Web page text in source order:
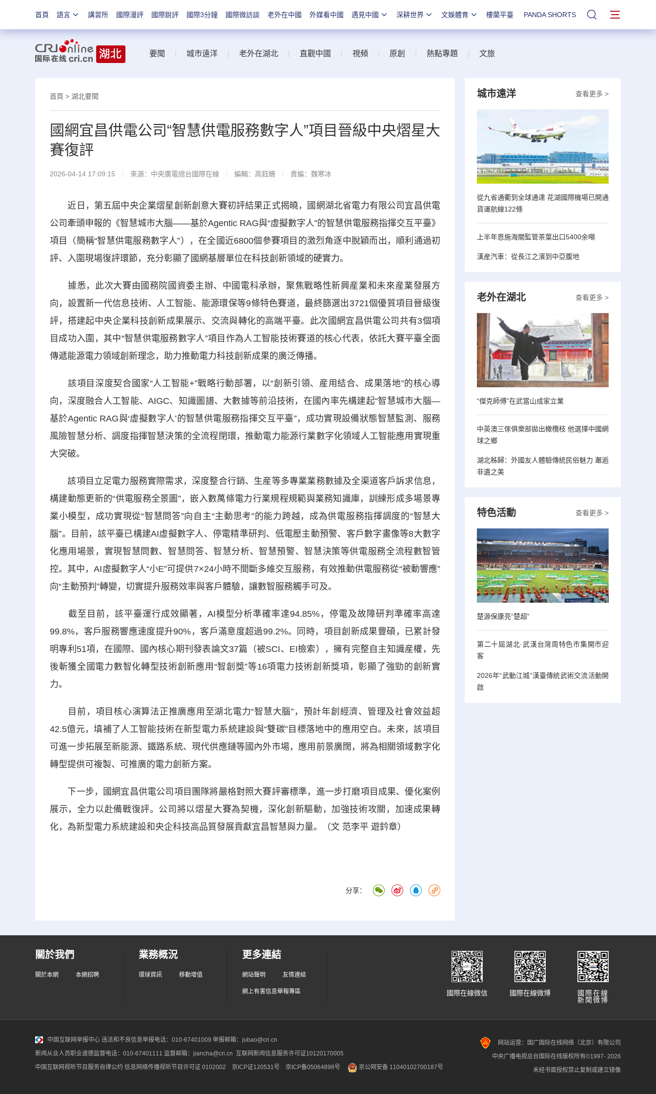
首頁 語言 講習所 國際漫評 國際銳評 國際3分鐘 國際微訪談 老外在中國 外媒看中國 遇見中國 深耕世界 文娛體育 樓蘭平臺 PANDA SHORTS 站內搜索
要聞 城市遠洋 老外在湖北 直觀中國 視頻 原創 熱點專題 文旅
首頁 > 湖北要聞
國網宜昌供電公司“智慧供電服務數字人”項目晉級中央熠星大
賽復評
2026-04-14 17:09:15 來源：中央廣電總台國際在線 編輯：高鈺姍 責編：魏寒冰
近日，第五屆中央企業熠星創新創意大賽初評結果正式揭曉，國網湖北省電力有限公司宜昌供電
公司牽頭申報的《智慧城市大腦——基於Agentic RAG與“虛擬數字人”的智慧供電服務指揮交互平臺》
項目（簡稱“智慧供電服務數字人”），在全國近6800個參賽項目的激烈角逐中脫穎而出，順利通過初
評、入圍現場復評環節，充分彰顯了國網基層單位在科技創新領域的硬實力。
據悉，此次大賽由國務院國資委主辦、中國電科承辦，聚焦戰略性新興産業和未來産業發展方
向，設置新一代信息技術、人工智能、能源環保等9條特色賽道，最終篩選出3721個優質項目晉級復
評，搭建起中央企業科技創新成果展示、交流與轉化的高端平臺。此次國網宜昌供電公司共有3個項
目成功入圍，其中“智慧供電服務數字人”項目作為人工智能技術賽道的核心代表，依託大賽平臺全面
傳遞能源電力領域創新理念，助力推動電力科技創新成果的廣泛傳播。
該項目深度契合國家“人工智能+”戰略行動部署，以“創新引領、産用結合、成果落地”的核心導
向，深度融合人工智能、AIGC、知識圖譜、大數據等前沿技術，在國內率先構建起“智慧城市大腦—
基於Agentic RAG與‘虛擬數字人’的智慧供電服務指揮交互平臺”，成功實現設備狀態智慧監測、服務
風險智慧分析、調度指揮智慧決策的全流程閉環，推動電力能源行業數字化領域人工智能應用實現重
大突破。
該項目立足電力服務實際需求，深度整合行銷、生産等多專業業務數據及全渠道客戶訴求信息，
構建動態更新的“供電服務全景圖”，嵌入數萬條電力行業規程規範與業務知識庫，訓練形成多場景專
業小模型，成功實現從“智慧問答”向自主“主動思考”的能力跨越，成為供電服務指揮調度的“智慧大
腦”。目前，該平臺已構建AI虛擬數字人、停電精準研判、低電壓主動預警、客戶數字畫像等8大數字
化應用場景，實現智慧問數、智慧問答、智慧分析、智慧預警、智慧決策等供電服務全流程數智管
控。其中，AI虛擬數字人“小E”可提供7×24小時不間斷多維交互服務，有效推動供電服務從“被動響應”
向“主動預判”轉變，切實提升服務效率與客戶體驗，讓數智服務觸手可及。
截至目前，該平臺運行成效顯著，AI模型分析準確率達94.85%，停電及故障研判準確率高達
99.8%，客戶服務響應速度提升90%，客戶滿意度超過99.2%。同時，項目創新成果豐碩，已累計發
明專利51項，在國際、國內核心期刊發表論文37篇（被SCI、EI檢索），擁有完整自主知識産權，先
後斬獲全國電力數智化轉型技術創新應用“智創獎”等16項電力技術創新獎項，彰顯了強勁的創新實
力。
目前，項目核心演算法正推廣應用至湖北電力“智慧大腦”，預計年創經濟、管理及社會效益超
42.5億元，填補了人工智能技術在新型電力系統建設與“雙碳”目標落地中的應用空白。未來，該項目
可進一步拓展至新能源、鐵路系統、現代供應鏈等國內外市場，應用前景廣闊，將為相關領域數字化
轉型提供可複製、可推廣的電力創新方案。
下一步，國網宜昌供電公司項目團隊將嚴格對照大賽評審標準，進一步打磨項目成果、優化案例
展示，全力以赴備戰復評。公司將以熠星大賽為契機，深化創新驅動，加強技術攻關，加速成果轉
化，為新型電力系統建設和央企科技高品質發展貢獻宜昌智慧與力量。（文 范李平 遊鈐章）
分享：
查看更多 >
城市遠洋
從九省通衢到全球通達 花湖國際機場已開通
貨運航線122條
上半年恩施海關監管茶葉出口5400余噸
漢産汽車：從長江之濱到中亞腹地
查看更多 >
老外在湖北
“傑克師傅”在武當山成家立業
中英澳三傢俱樂部拋出橄欖枝 他選擇中國網
球之鄉
湖北秭歸：外國友人體驗傳統民俗魅力 邂逅
非遺之美
查看更多 >
特色活動
楚源保康亮“楚超”
第二十屆湖北·武漢台灣周特色市集開市迎
客
2026年“武動江城”漢臺傳統武術交流活動開
啟
關於我們
關於本網 本網招聘
業務概況
環球資訊 移動增值
更多連結
網站聲明 友情連結
網上有害信息舉報專區
國際在線
新聞微博
國際在線微博
國際在線微信
中国互联网举报中心 违法和不良信息举报电话：010-67401009 举报邮箱：jubao@cri.cn
新闻从业人员职业道德监督电话：010-67401111 监督邮箱：jiancha@cri.cn 互联网新闻信息服务许可证10120170005
中国互联网视听节目服务自律公约 信息网络传播视听节目许可证 0102002 京ICP证120531号 京ICP备05064898号 京公网安备 11040102700187号
网站运营：国广国际在线网络（北京）有限公司
中央广播电视总台国际在线版权所有©1997- 2026
未经书面授权禁止复制或建立镜像